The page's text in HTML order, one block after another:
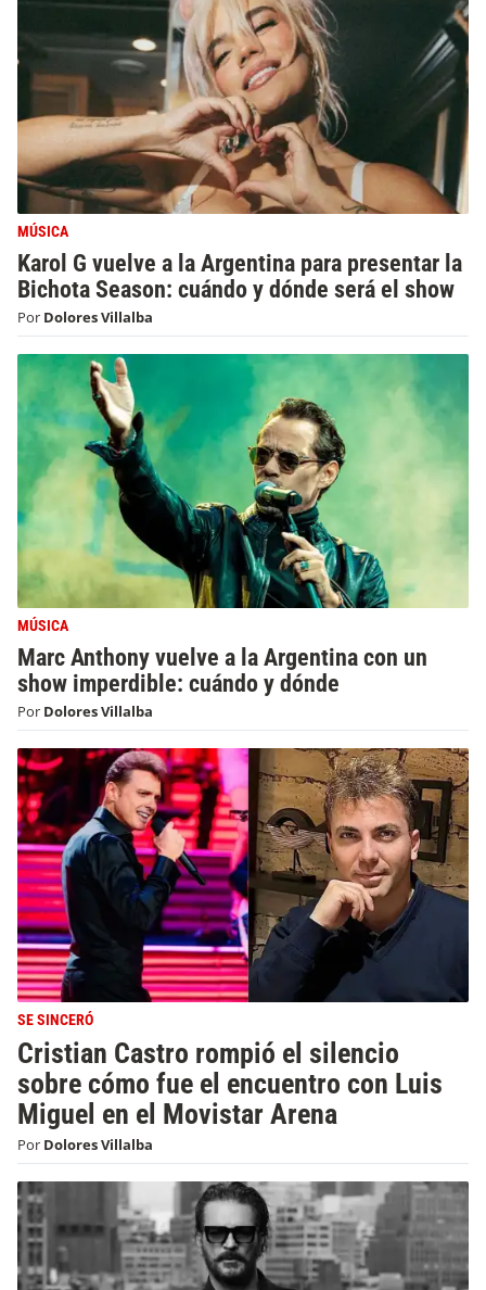
MÚSICA
Karol G vuelve a la Argentina para presentar la
Bichota Season: cuándo y dónde será el show
Por Dolores Villalba
MÚSICA
Marc Anthony vuelve a la Argentina con un
show imperdible: cuándo y dónde
Por Dolores Villalba
SE SINCERÓ
Cristian Castro rompió el silencio
sobre cómo fue el encuentro con Luis
Miguel en el Movistar Arena
Por Dolores Villalba